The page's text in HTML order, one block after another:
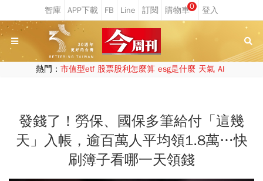
0
熱門： 市值型etf 股票股利怎麼算 esg是什麼 天氣 AI
發錢了！勞保、國保多筆給付「這幾
天」入帳，逾百萬人平均領1.8萬…快
刷簿子看哪一天領錢